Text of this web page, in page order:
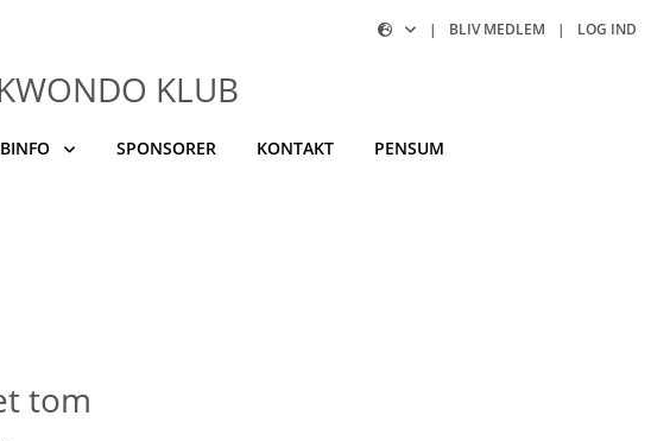
| BLIV MEDLEM | LOG IND
KLUB
SPONSORER KONTAKT PENSUM
tom